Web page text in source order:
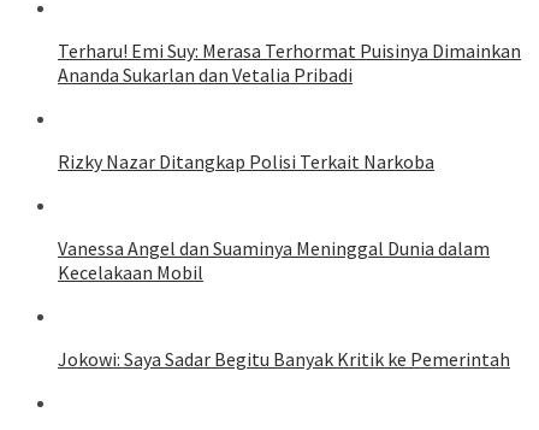
Terharu! Emi Suy: Merasa Terhormat Puisinya Dimainkan
Ananda Sukarlan dan Vetalia Pribadi
Rizky Nazar Ditangkap Polisi Terkait Narkoba
Vanessa Angel dan Suaminya Meninggal Dunia dalam
Kecelakaan Mobil
Jokowi: Saya Sadar Begitu Banyak Kritik ke Pemerintah